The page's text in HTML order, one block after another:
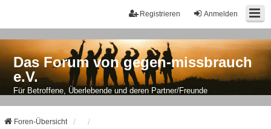
Anmelden
Registrieren
Das Forum von gegen-missbrauch
e.V.
Für Betroffene, Überlebende und deren Partner/Freunde
Foren-Übersicht